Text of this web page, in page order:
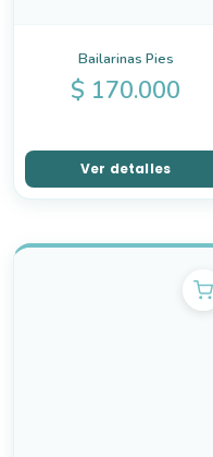
Bailarinas Pies
$ 170.000
Ver detalles